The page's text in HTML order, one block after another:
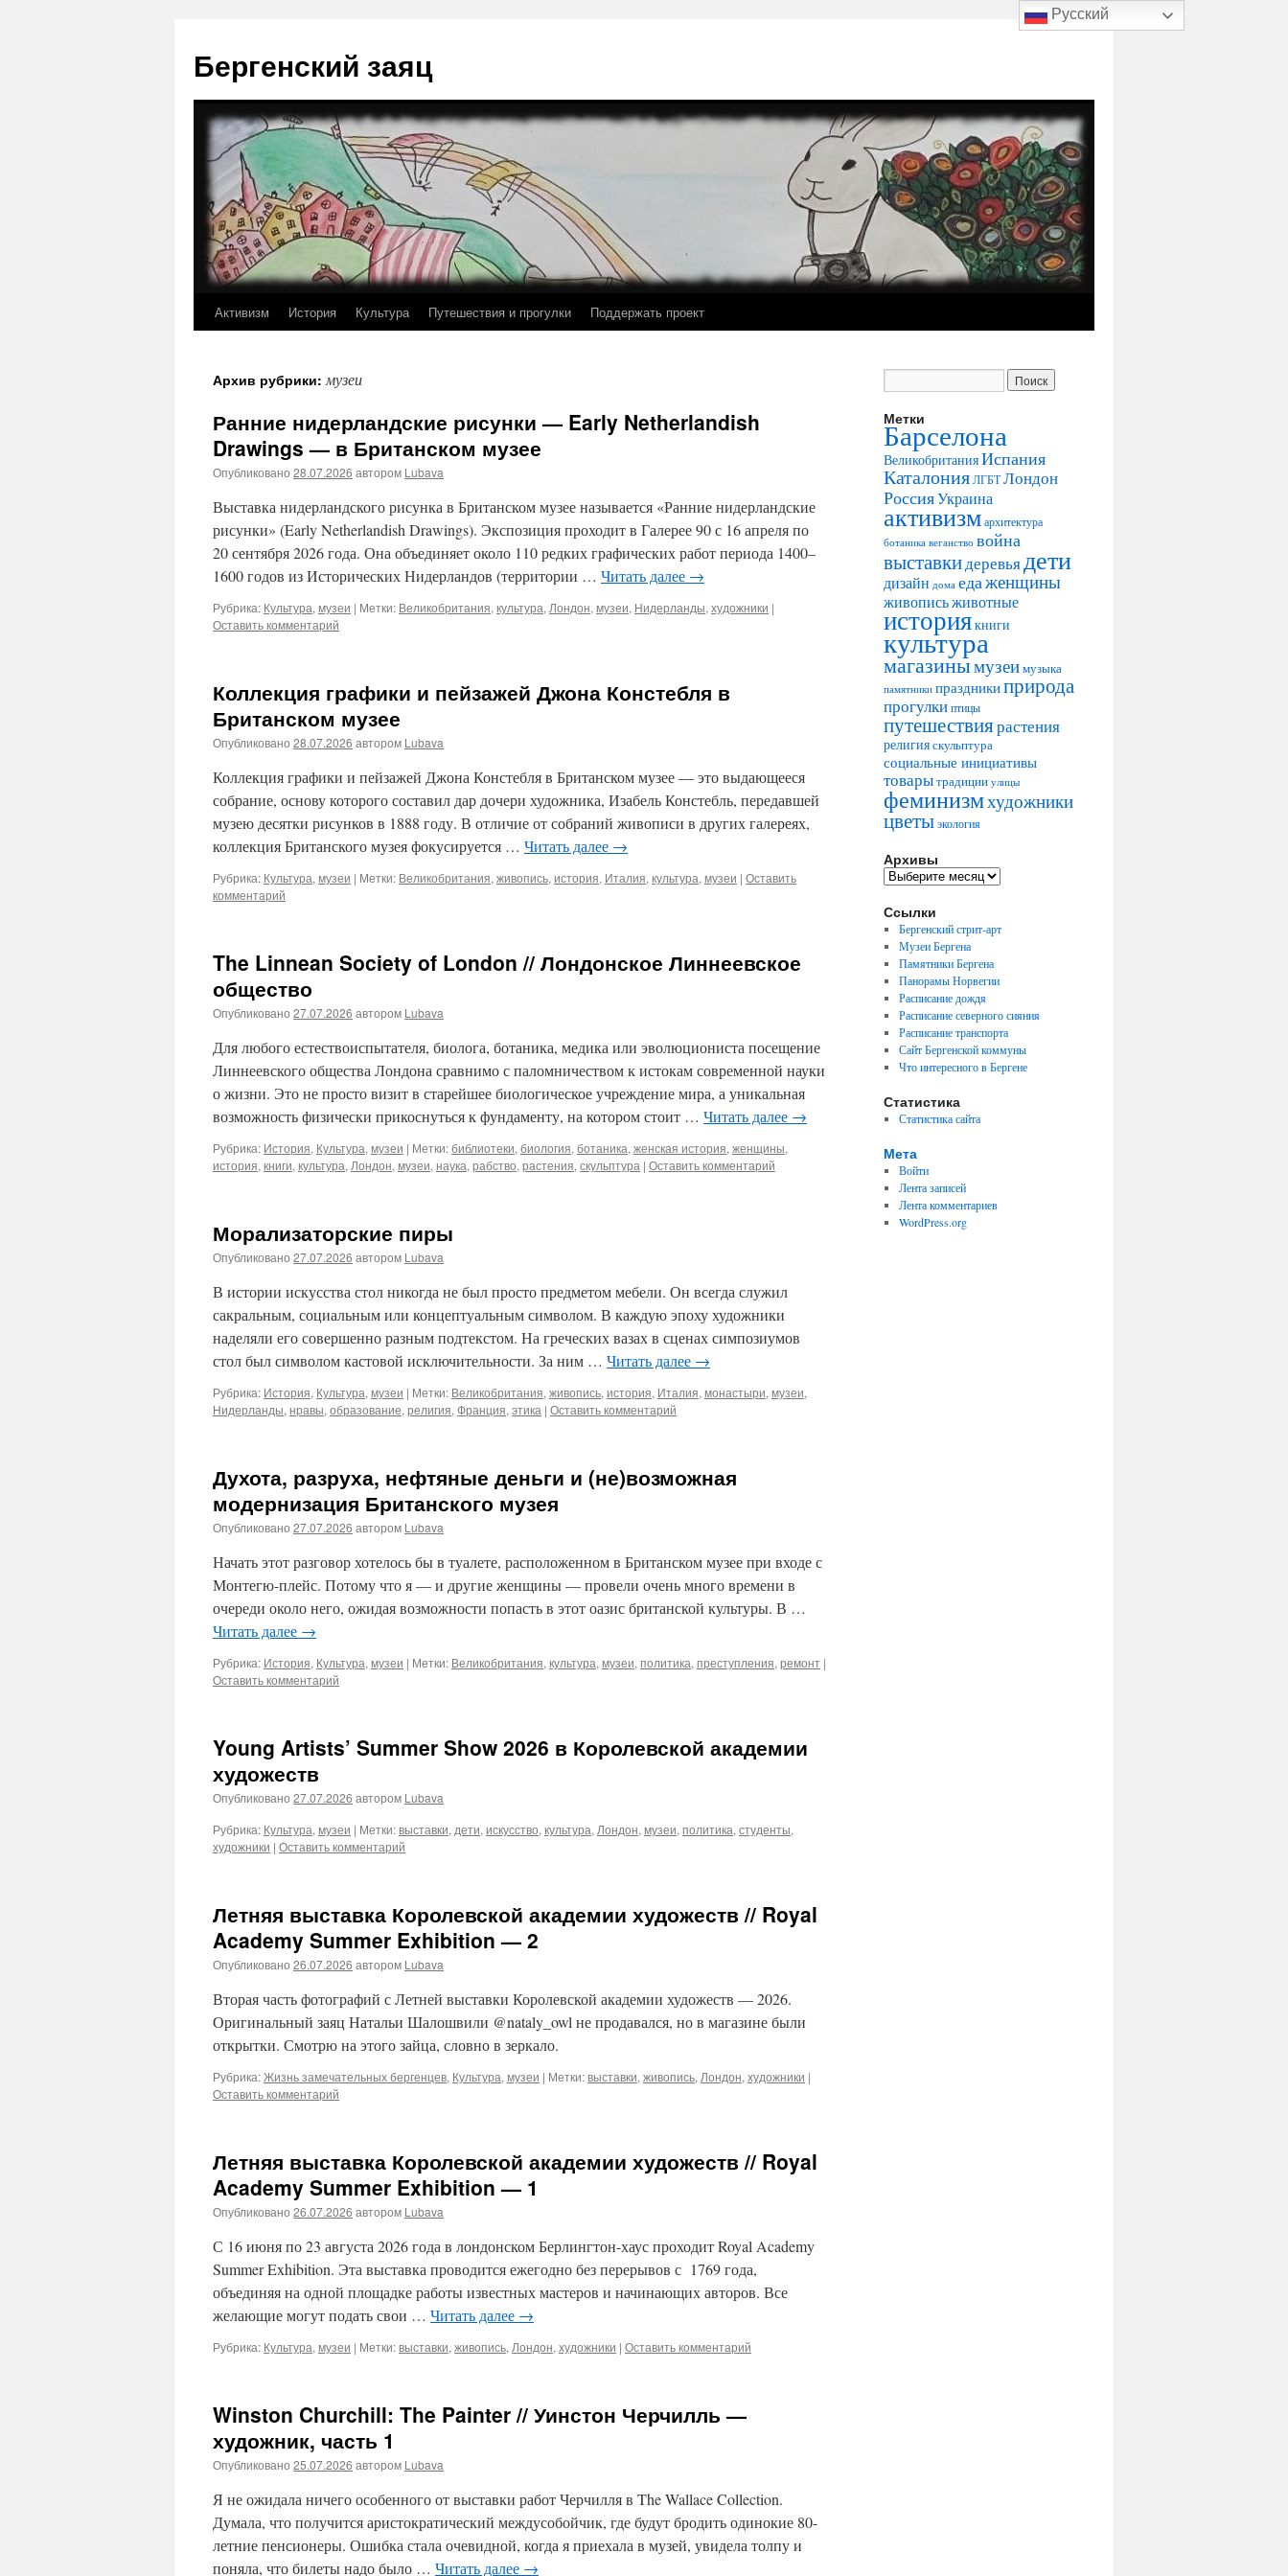
содержимому
Бергенский заяц
Активизм История Культура Путешествия и прогулки Поддержать проект
Архив рубрики:музеи
Ранние нидерландские рисунки — Early Netherlandish
Drawings — в Британском музее
Опубликовано 28.07.2026 автором Lubava
Выставка нидерландского рисунка в Британском музее называется «Ранние нидерландские
рисунки» (Early Netherlandish Drawings). Экспозиция проходит в Галерее 90 с 16 апреля по
20 сентября 2026 года. Она объединяет около 110 редких графических работ периода 1400–
1600 годов из Исторических Нидерландов (территории … Читать далее →
Рубрика: Культура, музеи | Метки: Великобритания, культура, Лондон, музеи, Нидерланды, художники |
Оставить комментарий
Коллекция графики и пейзажей Джона Констебля в
Британском музее
Опубликовано 28.07.2026 автором Lubava
Коллекция графики и пейзажей Джона Констебля в Британском музее — это выдающееся
собрание, основу которого составил дар дочери художника, Изабель Констебль, передавшей
музею десятки рисунков в 1888 году. В отличие от собраний живописи в других галереях,
коллекция Британского музея фокусируется … Читать далее →
Рубрика: Культура, музеи | Метки: Великобритания, живопись, история, Италия, культура, музеи | Оставить
комментарий
The Linnean Society of London // Лондонское Линнеевское
общество
Опубликовано 27.07.2026 автором Lubava
Для любого естествоиспытателя, биолога, ботаника, медика или эволюциониста посещение
Линнеевского общества Лондона сравнимо с паломничеством к истокам современной науки
о жизни. Это не просто визит в старейшее биологическое учреждение мира, а уникальная
возможность физически прикоснуться к фундаменту, на котором стоит … Читать далее →
Рубрика: История, Культура, музеи | Метки:библиотеки, биология, ботаника, женская история, женщины,
история, книги, культура, Лондон, музеи, наука, рабство, растения, скульптура | Оставить комментарий
Морализаторские пиры
Опубликовано 27.07.2026 автором Lubava
В истории искусства стол никогда не был просто предметом мебели. Он всегда служил
сакральным, социальным или концептуальным символом. В каждую эпоху художники
наделяли его совершенно разным подтекстом. На греческих вазах в сценах симпозиумов
стол был символом кастовой исключительности. За ним … Читать далее →
Рубрика: История, Культура, музеи | Метки: Великобритания, живопись, история, Италия, монастыри, музеи,
Нидерланды, нравы, образование, религия, Франция, этика | Оставить комментарий
Духота, разруха, нефтяные деньги и (не)возможная
модернизация Британского музея
Опубликовано 27.07.2026 автором Lubava
Начать этот разговор хотелось бы в туалете, расположенном в Британском музее при входе с
Монтегю-плейс. Потому что я — и другие женщины — провели очень много времени в
очереди около него, ожидая возможности попасть в этот оазис британской культуры. В …
Читать далее →
Рубрика: История, Культура, музеи | Метки: Великобритания, культура, музеи, политика, преступления, ремонт |
Оставить комментарий
Young Artists’ Summer Show 2026 в Королевской академии
художеств
Опубликовано 27.07.2026 автором Lubava
Рубрика: Культура, музеи | Метки:выставки, дети, искусство, культура, Лондон, музеи, политика, студенты,
художники | Оставить комментарий
Летняя выставка Королевской академии художеств // Royal
Academy Summer Exhibition — 2
Опубликовано 26.07.2026 автором Lubava
Вторая часть фотографий с Летней выставки Королевской академии художеств — 2026.
Оригинальный заяц Натальи Шалошвили @nataly_owl не продавался, но в магазине были
открытки. Смотрю на этого зайца, словно в зеркало.
Рубрика:Жизнь замечательных бергенцев, Культура, музеи | Метки:выставки, живопись, Лондон, художники |
Оставить комментарий
Летняя выставка Королевской академии художеств // Royal
Academy Summer Exhibition — 1
Опубликовано 26.07.2026 автором Lubava
С 16 июня по 23 августа 2026 года в лондонском Берлингтон-хаус проходит Royal Academy
Summer Exhibition. Эта выставка проводится ежегодно без перерывов с 1769 года,
объединяя на одной площадке работы известных мастеров и начинающих авторов. Все
желающие могут подать свои … Читать далее →
Рубрика: Культура, музеи | Метки:выставки, живопись, Лондон, художники | Оставить комментарий
Winston Churchill: The Painter // Уинстон Черчилль —
художник, часть 1
Опубликовано 25.07.2026 автором Lubava
Я не ожидала ничего особенного от выставки работ Черчилля в The Wallace Collection.
Думала, что получится аристократический междусобойчик, где будут бродить одинокие 80-
летние пенсионеры. Ошибка стала очевидной, когда я приехала в музей, увидела толпу и
поняла, что билеты надо было … Читать далее →
Метки
Барселона
ВеликобританияИспания
Каталония ЛГБТ Лондон
РоссияУкраина
активизм архитектура
ботаника веганство война
выставкидеревьядети
дизайн дома едаженщины
живописьживотные
историякниги
культура
магазинымузеимузыка
памятники праздникиприрода
прогулкиптицы
путешествиярастения
религияскульптура
социальные инициативы
товарытрадиции улицы
феминизмхудожники
цветы экология
Архивы
Архивы
Ссылки
Бергенский стрит-арт
Музеи Бергена
Памятники Бергена
Панорамы Норвегии
Расписание дождя
Расписание северного сияния
Расписание транспорта
Сайт Бергенской коммуны
Что интересного в Бергене
Статистика
Статистика сайта
Мета
Войти
Лента записей
Лента комментариев
WordPress.org
Русский